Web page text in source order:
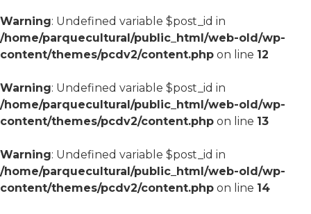
Warning: Undefined variable $post_id in
/home/parquecultural/public_html/web-old/wp-
content/themes/pcdv2/content.php on line 12
Warning: Undefined variable $post_id in
/home/parquecultural/public_html/web-old/wp-
content/themes/pcdv2/content.php on line 13
Warning: Undefined variable $post_id in
/home/parquecultural/public_html/web-old/wp-
content/themes/pcdv2/content.php on line 14